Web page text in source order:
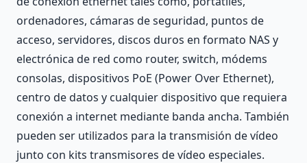
ordenadores, cámaras de seguridad, puntos de
acceso, servidores, discos duros en formato NAS y
electrónica de red como router, switch, módems
consolas, dispositivos PoE (Power Over Ethernet),
centro de datos y cualquier dispositivo que requiera
conexión a internet mediante banda ancha. También
pueden ser utilizados para la transmisión de vídeo
junto con kits transmisores de vídeo especiales.